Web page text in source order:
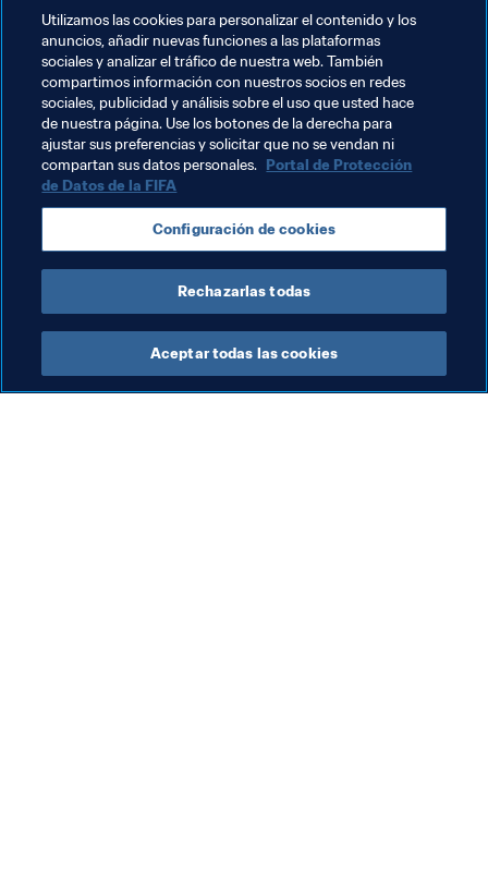
las 10:00 y las 18:00
¿Algún secreto? La biblioteca alberga más de
7.000 libros relacionados con el fútbol que también
pueden consultarse para trabajos científicos
Grupos escolares: Tienen entrada gratuita desde el
1 de enero de 2019. Se requiere concertar cita previa
Página web: http://es.fifamuseum.com/
Redes sociales: Facebook, Twitter, Instagram
Utilizamos las cookies para personalizar el contenido y los
anuncios, añadir nuevas funciones a las plataformas
sociales y analizar el tráfico de nuestra web. También
compartimos información con nuestros socios en redes
sociales, publicidad y análisis sobre el uso que usted hace
de nuestra página. Use los botones de la derecha para
ajustar sus preferencias y solicitar que no se vendan ni
compartan sus datos personales. Portal de Protección
de Datos de la FIFA
Configuración de cookies
Rechazarlas todas
Aceptar todas las cookies